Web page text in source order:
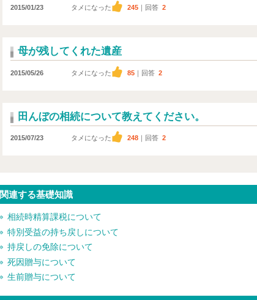
2015/01/23 タメになった 245 ｜回答 2
母が残してくれた遺産
2015/05/26 タメになった 85 ｜回答 2
田んぼの相続について教えてください。
2015/07/23 タメになった 248 ｜回答 2
関連する基礎知識
相続時精算課税について
特別受益の持ち戻しについて
持戻しの免除について
死因贈与について
生前贈与について